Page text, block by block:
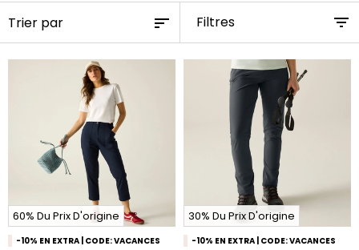
assurer de trouver les pantalons pour Femme parfaites pour
vous.
Filtres
60% Du Prix D'origine
-10% EN EXTRA | CODE: VACANCES
30% Du Prix D'origine
-10% EN EXTRA | CODE: VACANCES